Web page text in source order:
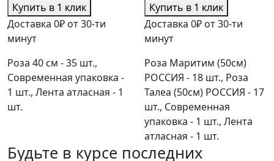
Купить в 1 клик
Доставка 0₽ от 30-ти
минут
Роза 40 см - 35 шт.,
Современная упаковка -
1 шт., Лента атласная - 1
шт.
Купить в 1 клик
Доставка 0₽ от 30-ти
минут
Роза Маритим (50см)
РОССИЯ - 18 шт., Роза
Талеа (50см) РОССИЯ - 17
шт., Современная
упаковка - 1 шт., Лента
атласная - 1 шт.
Будьте в курсе последних